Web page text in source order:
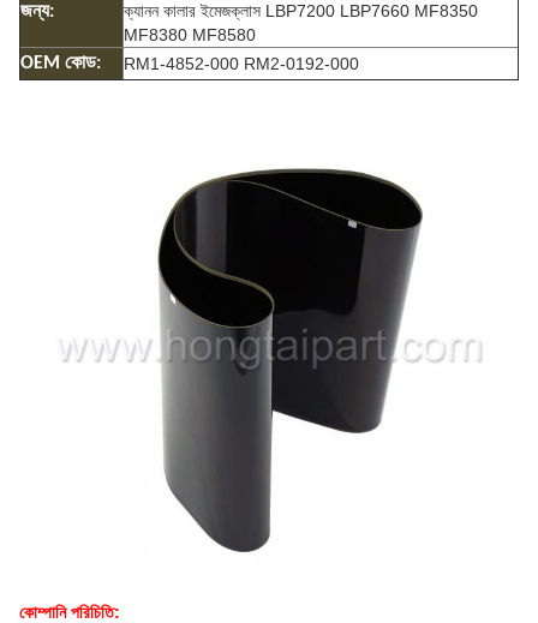
জন্য:
ক্যানন কালার ইমেজক্লাস LBP7200 LBP7660 MF8350
MF8380 MF8580
OEM কোড:
RM1-4852-000 RM2-0192-000
কোম্পানি পরিচিতি: